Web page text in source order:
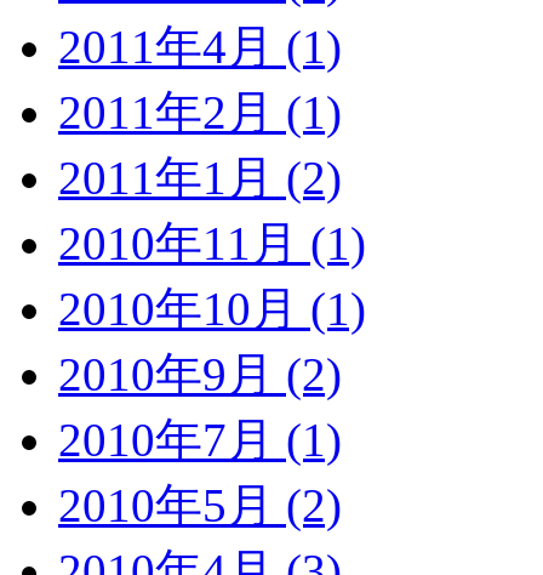
2011年4月 (1)
2011年2月 (1)
2011年1月 (2)
2010年11月 (1)
2010年10月 (1)
2010年9月 (2)
2010年7月 (1)
2010年5月 (2)